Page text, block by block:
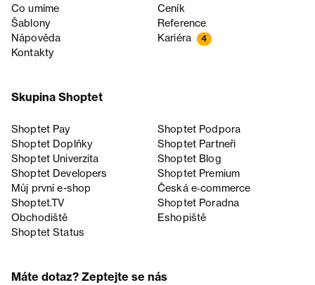
Co umíme
Ceník
Šablony
Reference
Nápověda
Kariéra 4
Kontakty
Skupina Shoptet
Shoptet Pay
Shoptet Podpora
Shoptet Doplňky
Shoptet Partneři
Shoptet Univerzita
Shoptet Blog
Shoptet Developers
Shoptet Premium
Můj první e-shop
Česká e‑commerce
Shoptet.TV
Shoptet Poradna
Obchodiště
Eshopiště
Shoptet Status
Máte dotaz? Zeptejte se nás